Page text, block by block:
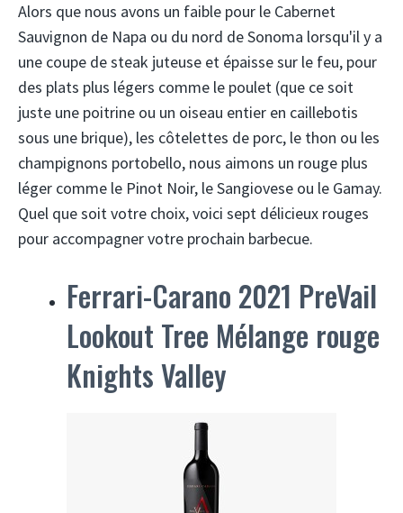
Alors que nous avons un faible pour le Cabernet
Sauvignon de Napa ou du nord de Sonoma lorsqu'il y a
une coupe de steak juteuse et épaisse sur le feu, pour
des plats plus légers comme le poulet (que ce soit
juste une poitrine ou un oiseau entier en caillebotis
sous une brique), les côtelettes de porc, le thon ou les
champignons portobello, nous aimons un rouge plus
léger comme le Pinot Noir, le Sangiovese ou le Gamay.
Quel que soit votre choix, voici sept délicieux rouges
pour accompagner votre prochain barbecue.
Ferrari-Carano 2021 PreVail
Lookout Tree Mélange rouge
Knights Valley